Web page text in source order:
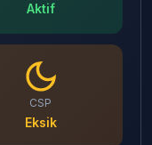
Aktif
CSP
Eksik